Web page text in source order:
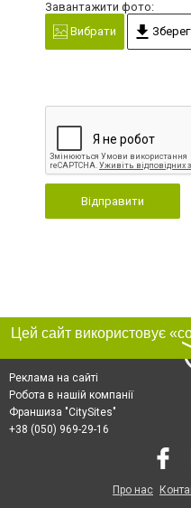
Завантажити фото:
Вибрати
Відправити
Реклама на сайті
Робота в нашій компанії
Франшиза "CitySites"
+38 (050) 969-29-16
Про нас